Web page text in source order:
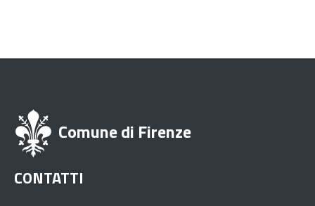
Comune di Firenze
CONTATTI